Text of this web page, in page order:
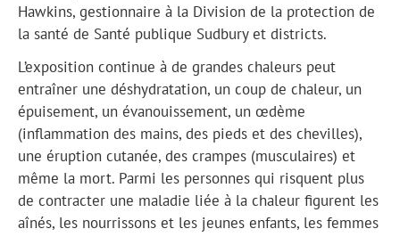
Hawkins, gestionnaire à la Division de la protection de
la santé de Santé publique Sudbury et districts.
L’exposition continue à de grandes chaleurs peut
entraîner une déshydratation, un coup de chaleur, un
épuisement, un évanouissement, un œdème
(inflammation des mains, des pieds et des chevilles),
une éruption cutanée, des crampes (musculaires) et
même la mort. Parmi les personnes qui risquent plus
de contracter une maladie liée à la chaleur figurent les
aînés, les nourrissons et les jeunes enfants, les femmes